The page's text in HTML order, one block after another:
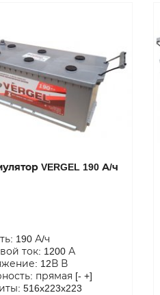
VERGEL 190 А/ч
190 А/ч
ток: 1200 А
12В В
прямая [- +]
516x223x223